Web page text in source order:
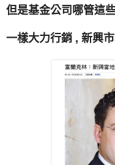
但是基金公司哪管這
一樣大力行銷 , 新興